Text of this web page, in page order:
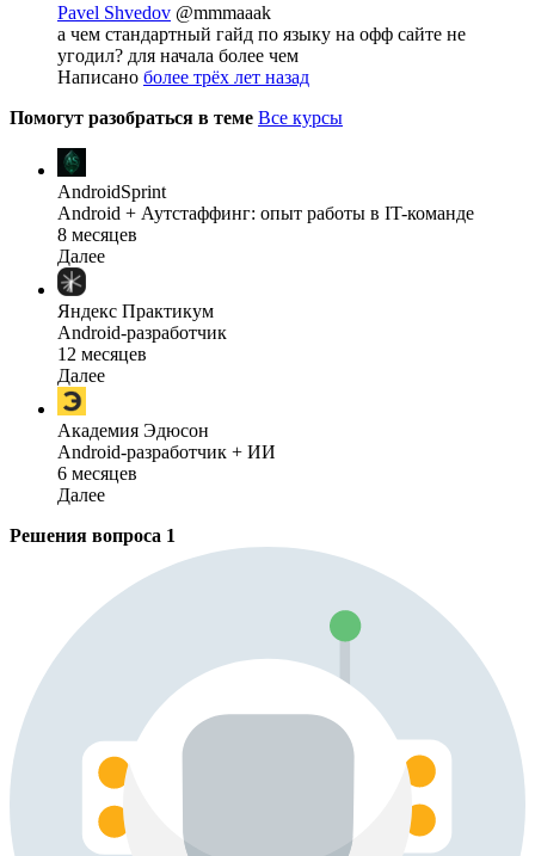
Pavel Shvedov @mmmaaak
а чем стандартный гайд по языку на офф сайте не
угодил? для начала более чем
Написано более трёх лет назад
Помогут разобраться в теме Все курсы
AndroidSprint
Android + Аутстаффинг: опыт работы в IT-команде
8 месяцев
Далее
Яндекс Практикум
Android-разработчик
12 месяцев
Далее
Академия Эдюсон
Android-разработчик + ИИ
6 месяцев
Далее
Решения вопроса 1